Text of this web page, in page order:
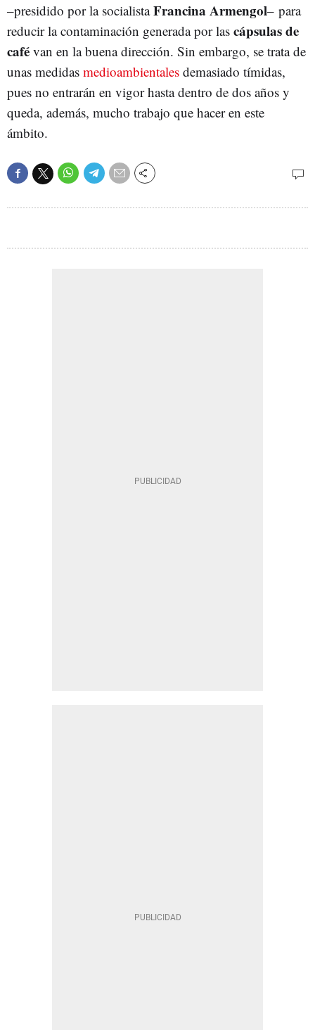
–presidido por la socialistaFrancina Armengol– para
reducir la contaminación generada por las cápsulas de
café van en la buena dirección. Sin embargo, se trata de
unas medidas medioambientales demasiado tímidas,
pues no entrarán en vigor hasta dentro de dos años y
queda, además, mucho trabajo que hacer en este
ámbito.